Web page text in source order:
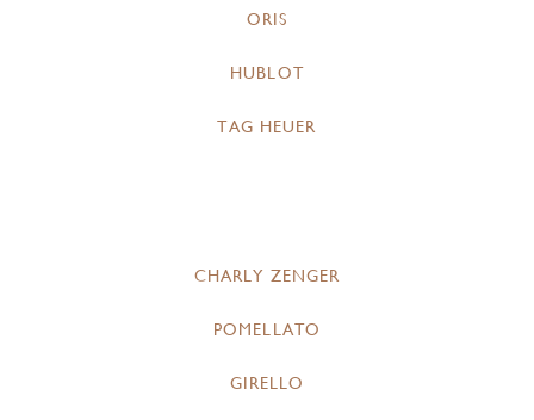
ORIS
HUBLOT
TAG HEUER
CHARLY ZENGER
POMELLATO
GIRELLO